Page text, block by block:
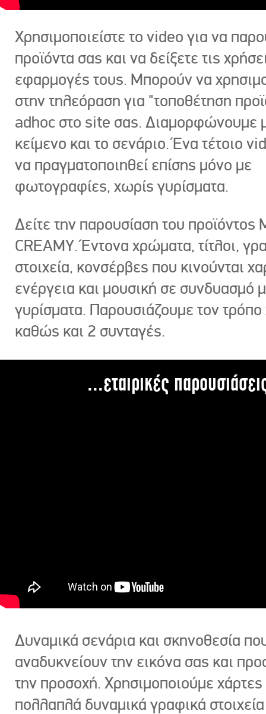
Χρησιμοποιείστε το video για να
προϊόντα σας και να δείξετε τις
εφαρμογές τους. Μπορούν να
στην τηλεόραση για "τοποθέτηση
adhoc στο site σας. Διαμορφώνουμε
κείμενο και το σενάριο. Ένα τέτοιο
να πραγματοποιηθεί επίσης μόνο με
φωτογραφίες, χωρίς γυρίσματα.
Δείτε την παρουσίαση του προϊόντος
CREAMY. Έντονα χρώματα, τίτλοι,
στοιχεία, κονσέρβες που κινούνται
ενέργεια και μουσική σε συνδυασμό
γυρίσματα. Παρουσιάζουμε τον
καθώς και 2 συνταγές.
...εταιρικές
Δυναμικά σενάρια και σκηνοθεσία
αναδυκνείουν την εικόνα σας και
την προσοχή. Χρησιμοποιούμε χάρτες
πολλαπλά δυναμικά γραφικά στοιχεία